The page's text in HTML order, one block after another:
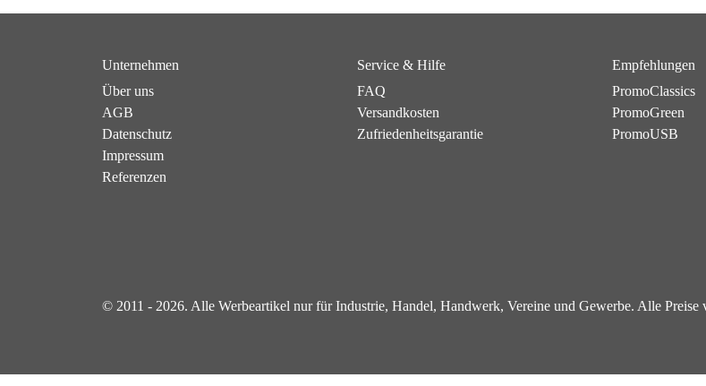
Unternehmen
Über uns
AGB
Datenschutz
Impressum
Referenzen
Service & Hilfe
FAQ
Versandkosten
Zufriedenheitsgarantie
Empfehlungen
PromoClassics
PromoGreen
PromoUSB
© 2011 - 2026. Alle Werbeartikel nur für Industrie, Handel, Handwerk, Vereine und Gewerbe. Alle Preise